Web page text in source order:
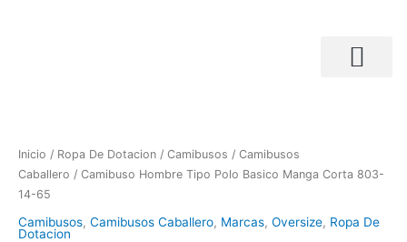
Inicio / Ropa De Dotacion / Camibusos / Camibusos
Caballero / Camibuso Hombre Tipo Polo Basico Manga Corta 803-
14-65
Camibusos, Camibusos Caballero, Marcas, Oversize, Ropa De
Dotacion
Tipo
Polo
Basico
Corta